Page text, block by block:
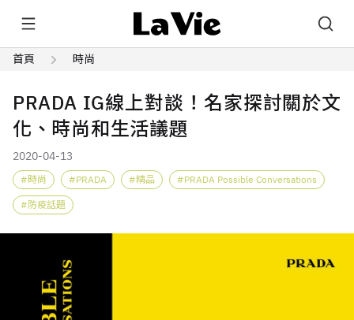
首頁 時尚
PRADA IG線上對談！名家探討關於文
化、時尚和生活議題
2020-04-13
時尚 PRADA 精品 PRADA Possible Conversations
防疫話題